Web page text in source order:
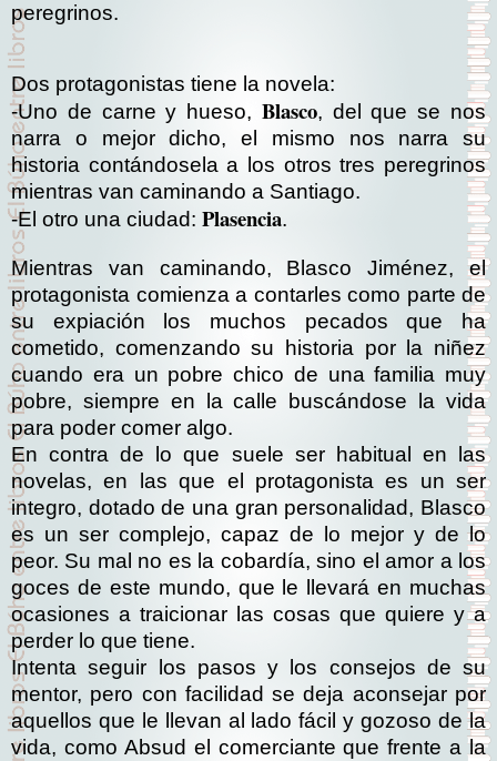
peregrinos.
Dos protagonistas tiene la novela:
-Uno de carne y hueso, Blasco, del que se nos
narra o mejor dicho, el mismo nos narra su
historia contándosela a los otros tres peregrinos
mientras van caminando a Santiago.
-El otro una ciudad: Plasencia.
Mientras van caminando, Blasco Jiménez, el
protagonista comienza a contarles como parte de
su expiación los muchos pecados que ha
cometido, comenzando su historia por la niñez
cuando era un pobre chico de una familia muy
pobre, siempre en la calle buscándose la vida
para poder comer algo.
En contra de lo que suele ser habitual en las
novelas, en las que el protagonista es un ser
integro, dotado de una gran personalidad, Blasco
es un ser complejo, capaz de lo mejor y de lo
peor. Su mal no es la cobardía, sino el amor a los
goces de este mundo, que le llevará en muchas
ocasiones a traicionar las cosas que quiere y a
perder lo que tiene.
Intenta seguir los pasos y los consejos de su
mentor, pero con facilidad se deja aconsejar por
aquellos que le llevan al lado fácil y gozoso de la
vida, como Absud el comerciante que frente a la